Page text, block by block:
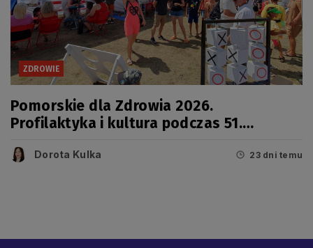
ZDROWIE
Pomorskie dla Zdrowia 2026.
Profilaktyka i kultura podczas 51.
Dorota Kulka 23 dni temu